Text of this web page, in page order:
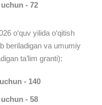
- 72
o‘quv yilida o‘qitish
beriladigan va umumiy
ta’lim granti):
- 140
- 58